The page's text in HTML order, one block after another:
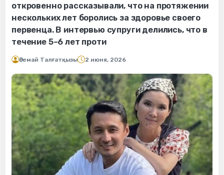
откровенно рассказывали, что на протяжении
нескольких лет боролись за здоровье своего
первенца. В интервью супруги делились, что в
течение 5–6 лет проти
Әсемай Талғатқызы 2 июня, 2026